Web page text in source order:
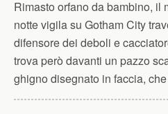
Rimasto orfano da bambino, il
notte vigila su Gotham City
difensore dei deboli e
trova però davanti un pazzo
ghigno disegnato in faccia,